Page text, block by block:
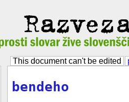
This document can't be edited
bendeho